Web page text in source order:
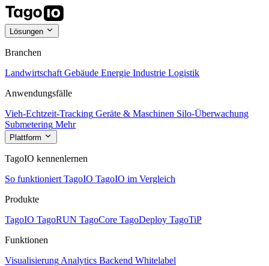
Lösungen
Branchen
Landwirtschaft Gebäude Energie Industrie Logistik
Anwendungsfälle
Vieh-Echtzeit-Tracking Geräte & Maschinen Silo-Überwachung
Submetering Mehr
Plattform
TagoIO kennenlernen
So funktioniert TagoIO TagoIO im Vergleich
Produkte
TagoIO TagoRUN TagoCore TagoDeploy TagoTiP
Funktionen
Visualisierung Analytics Backend Whitelabel